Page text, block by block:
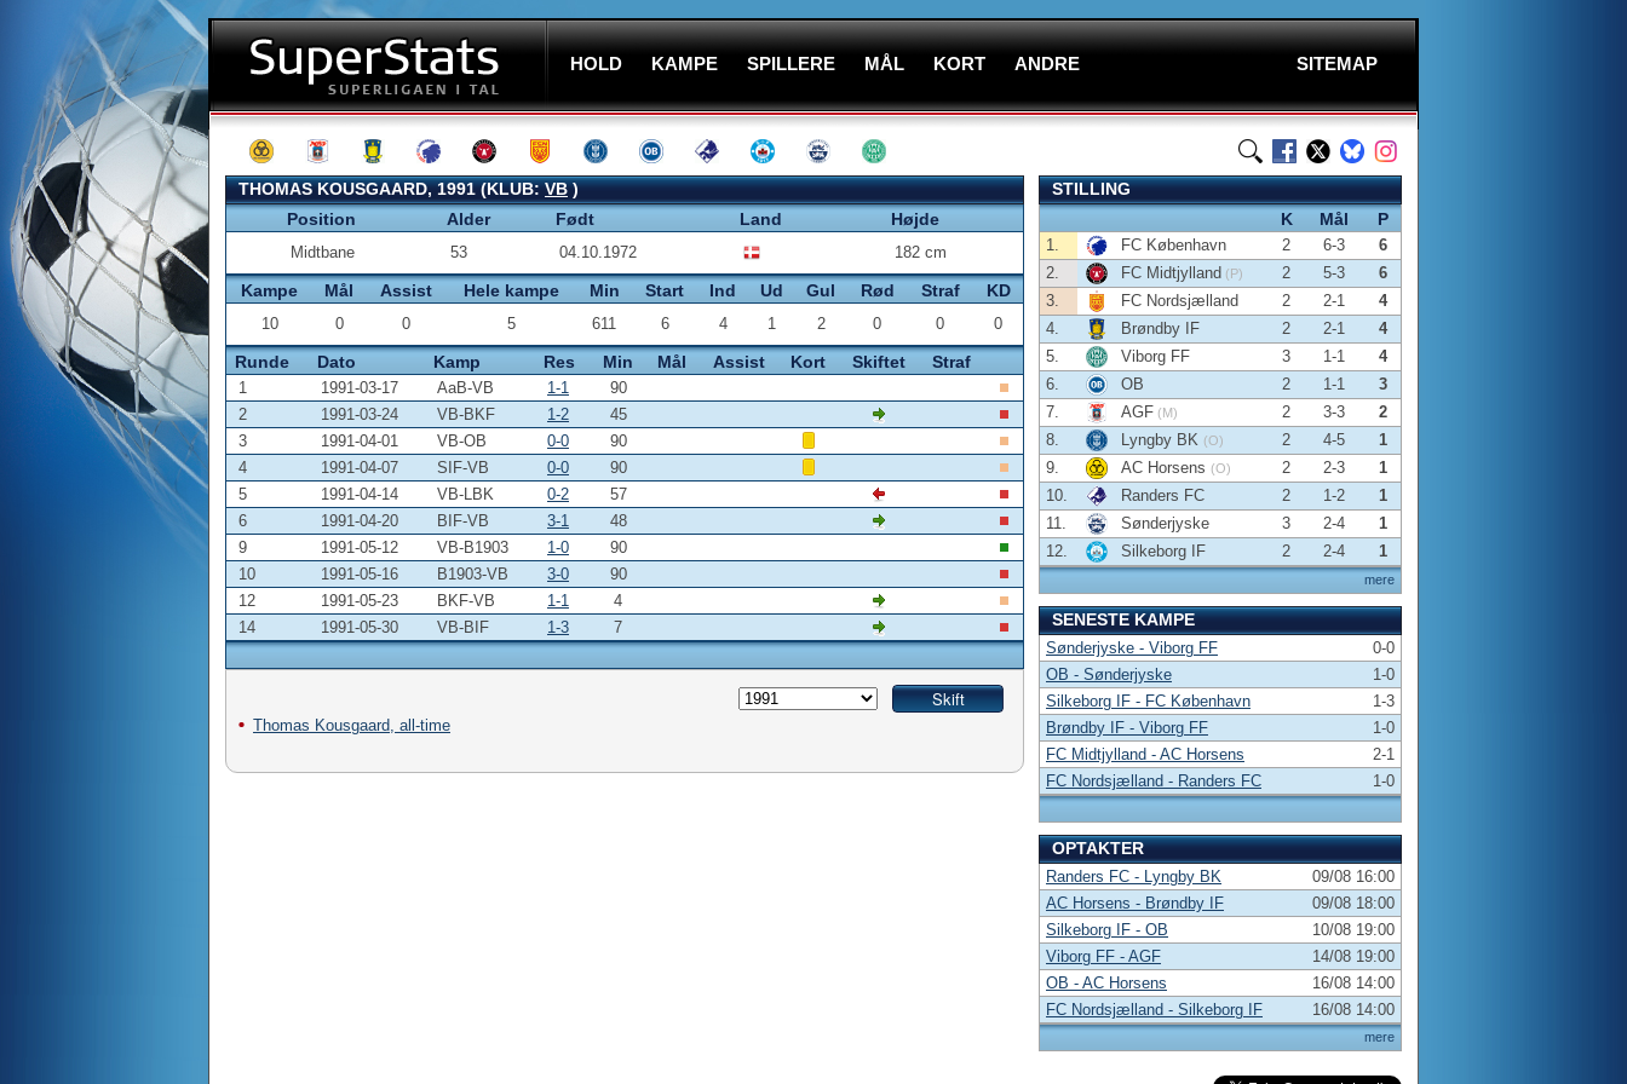
HOLD KAMPE SPILLERE MÅL KORT ANDRE SITEMAP
THOMAS KOUSGAARD, 1991 (KLUB:VB)
Position
Alder Født Land Højde
Midtbane 53 04.10.1972 182 cm
Kampe Mål Assist Hele kampe Min Start Ind Ud Gul Rød Straf KD
10 0 0 5 611 6 4 1 2 0 0 0
Runde Dato Kamp Res Min Mål Assist Kort Skiftet Straf
1 1991-03-17 AaB-VB 1-1
90
2
1991-03-24 VB-BKF 1-2
45
3
1991-04-01 VB-OB 0-0
90
4
1991-04-07 SIF-VB 0-0
90
5
1991-04-14 VB-LBK 0-2
57
6
1991-04-20 BIF-VB 3-1
48
9
1991-05-12 VB-B1903 1-0
90
10
1991-05-16 B1903-VB 3-0
90
12
1991-05-23 BKF-VB 1-1
4
14
1991-05-30 VB-BIF 1-3 7
Thomas Kousgaard, all-time
STILLING
K
Mål P
mere
1. FC København 2 6-3
6
2.
FC Midtjylland (P) 2 5-3
6
3.
FC Nordsjælland 2 2-1
4
4.
Brøndby IF 2 2-1
4
5.
Viborg FF 3 1-1
4
6.
OB 2 1-1
3
7.
AGF (M) 2 3-3
2
8.
Lyngby BK (O) 2 4-5
1
9.
AC Horsens (O) 2 2-3
1
10.
Randers FC 2 1-2
1
11.
Sønderjyske 3 2-4
1
12.
Silkeborg IF 2 2-4 1
SENESTE KAMPE
Sønderjyske - Viborg FF
0-0
OB - Sønderjyske
1-0
Silkeborg IF - FC København
1-3
Brøndby IF - Viborg FF
1-0
FC Midtjylland - AC Horsens
2-1
FC Nordsjælland - Randers FC
1-0
OPTAKTER
mere
Randers FC - Lyngby BK
09/08 16:00
AC Horsens - Brøndby IF
09/08 18:00
Silkeborg IF - OB
10/08 19:00
Viborg FF - AGF
14/08 19:00
OB - AC Horsens
16/08 14:00
FC Nordsjælland - Silkeborg IF
16/08 14:00